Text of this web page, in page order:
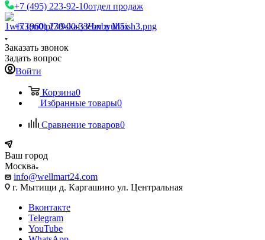
+7 (495) 223-92-10отдел продаж
+7 (960) 230-00-33Чат в Max
Заказать звонок
Задать вопрос
Войти
Корзина0
Избранные товары0
Сравнение товаров0
Ваш город
Москва
info@wellmart24.com
г. Мытищи д. Каргашино ул. Центральная
Вконтакте
Telegram
YouTube